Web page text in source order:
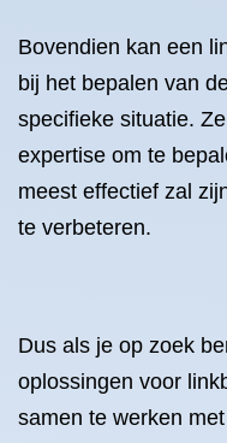
Bovendien kan een
bij het bepalen van
specifieke situatie.
expertise om te
meest effectief zal
te verbeteren.
Dus als je op zoek
oplossingen voor
samen te werken